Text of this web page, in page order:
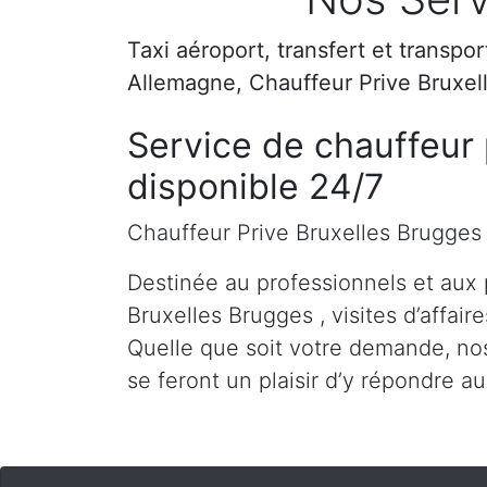
Taxi aéroport, transfert et
Allemagne, Chauffeur Prive
Service de chauffeur
disponible 24/7
Chauffeur Prive Bruxelles Brugges
Destinée au professionnels et
Bruxelles Brugges , visites
Quelle que soit votre demande,
se feront un plaisir d’y répondre